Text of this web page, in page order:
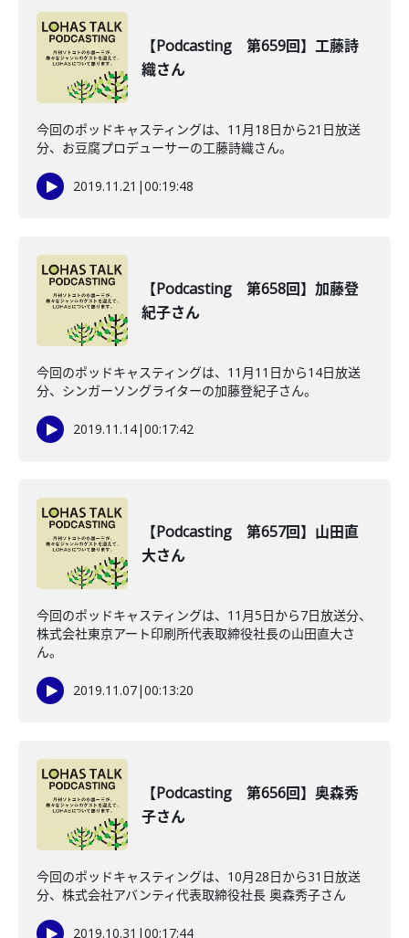
【Podcasting 第659回】工藤詩
織さん
今回のポッドキャスティングは、11月18日から21日放送
分、お豆腐プロデューサーの工藤詩織さん。
2019.11.21 |00:19:48
【Podcasting 第658回】加藤登
紀子さん
今回のポッドキャスティングは、11月11日から14日放送
分、シンガーソングライターの加藤登紀子さん。
2019.11.14|00:17:42
【Podcasting 第657回】山田直
大さん
今回のポッドキャスティングは、11月5日から7日放送分、
株式会社東京アート印刷所代表取締役社長の山田直大さ
ん。
2019.11.07|00:13:20
【Podcasting 第656回】奥森秀
子さん
今回のポッドキャスティングは、10月28日から31日放送
分、株式会社アバンティ代表取締役社長 奥森秀子さん
2019.10.31 |00:17:44